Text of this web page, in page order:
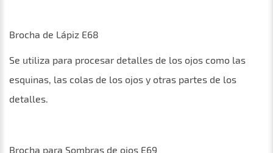
Brocha de Lápiz E68
Se utiliza para procesar detalles de los ojos como las
esquinas, las colas de los ojos y otras partes de los
detalles.
Brocha para Sombras de ojos E69